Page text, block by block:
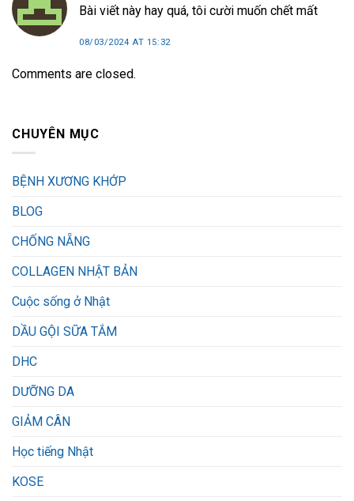
Bài viết này hay quá, tôi cười muốn chết mất
08/03/2024 AT 15:32
Comments are closed.
CHUYÊN MỤC
BỆNH XƯƠNG KHỚP
BLOG
CHỐNG NẴNG
COLLAGEN NHẬT BẢN
Cuộc sống ở Nhật
DẦU GỘI SỮA TẮM
DHC
DƯỠNG DA
GIẢM CÂN
Học tiếng Nhật
KOSE